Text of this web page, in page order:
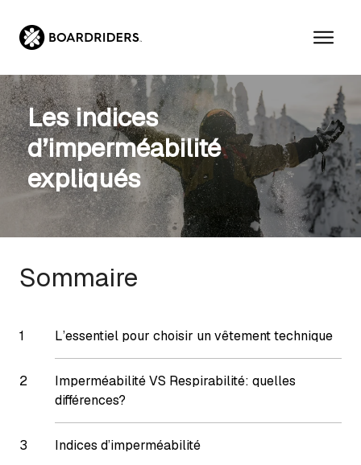
contenu
Les indices
d’imperméabilité
expliqués
Sommaire
L’essentiel pour choisir un vêtement technique
Imperméabilité VS Respirabilité: quelles
différences?
Indices d’imperméabilité